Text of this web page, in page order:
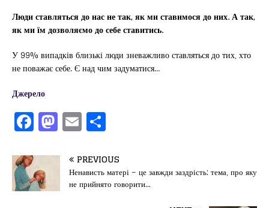
Люди ставляться до нас не так, як ми ставимося до них. А так,
як ми їм дозволяємо до себе ставитись.
У 99% випадків близькі люди зневажливо ставляться до тих, хто
не поважає себе. Є над чим задуматися…
Джерело
F
a
c
e
b
M
a
st
o
d
E
m
ai
l
іл
и
т
PREVIOUS
Ненависть матері – це завжди заздрість: тема, про яку
не прийнято говорити…